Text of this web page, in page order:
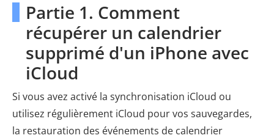
Partie 1. Comment
récupérer un calendrier
supprimé d'un iPhone avec
iCloud
Si vous avez activé la synchronisation iCloud ou
utilisez régulièrement iCloud pour vos sauvegardes,
la restauration des événements de calendrier